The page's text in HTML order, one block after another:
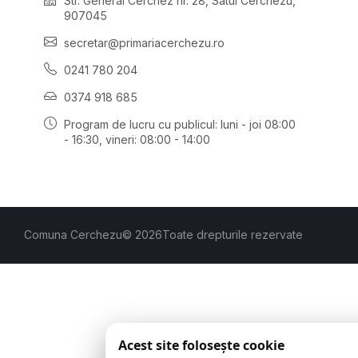
907045
secretar@primariacerchezu.ro
0241 780 204
0374 918 685
Program de lucru cu publicul: luni - joi 08:00
- 16:30 , vineri: 08:00 - 14:00
Comuna Cerchezu© 2026Toate drepturile rezervate
Acest site folosește cookie